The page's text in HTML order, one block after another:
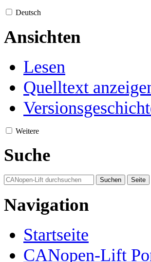
Deutsch
Ansichten
Lesen
Quelltext
Weitere
Suche
Navigation
Startseite
CANopen-Lift